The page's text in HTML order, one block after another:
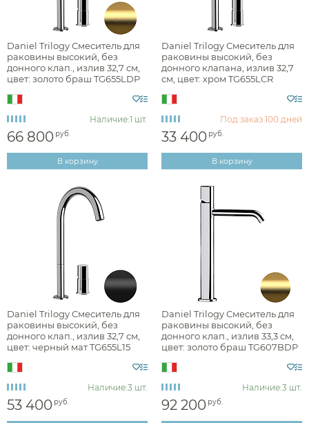
состаренная латунь
медь
темная бронза
брашированная
матовая
неоклассика
Раздел каталога
смесители для раковины высокие
Daniel Trilogy Смеситель для
раковины высокий, без
донного клап., излив 32,7 см,
цвет: золото браш TG655LDP
Наличие:1 шт.
66 800 руб.
В корзину
Daniel Trilogy Смеситель для
раковины высокий, без
донного клапана, излив 32,7
см, цвет: хром TG655LCR
Под заказ 100 дней
33 400 руб.
В корзину
Daniel Trilogy Смеситель для
раковины высокий, без
донного клап., излив 32,7 см,
цвет: черный мат TG655L15
Наличие:3 шт.
53 400 руб.
Daniel Trilogy Смеситель для
раковины высокий, без
донного клап., излив 33,3 см,
цвет: золото браш TG607BDP
Наличие:3 шт.
92 200 руб.